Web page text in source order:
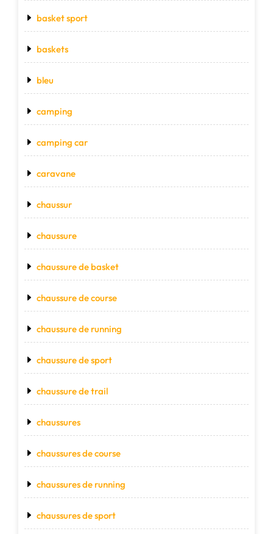
basket sport
baskets
bleu
camping
camping car
caravane
chaussur
chaussure
chaussure de basket
chaussure de course
chaussure de running
chaussure de sport
chaussure de trail
chaussures
chaussures de course
chaussures de running
chaussures de sport